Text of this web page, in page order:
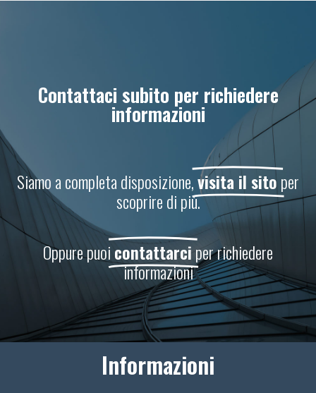
Contattaci subito per richiedere
informazioni
Siamo a completa disposizione,visita il sitoper
scoprire di più.
Oppure puoicontattarciper richiedere
informazioni
Informazioni